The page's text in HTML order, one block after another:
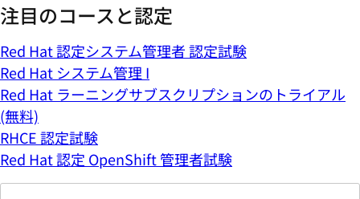
注目のコースと認定
Red Hat 認定システム管理者 認定試験
Red Hat システム管理 I
Red Hat ラーニングサブスクリプションのトライアル
(無料)
RHCE 認定試験
Red Hat 認定 OpenShift 管理者試験